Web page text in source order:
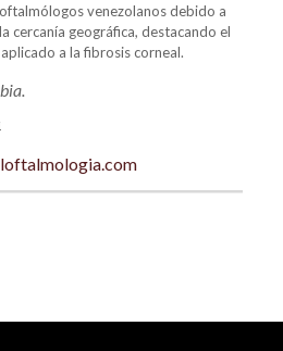
venezolanos debido a
cercanía geográfica, destacando el
a la fibrosis corneal.